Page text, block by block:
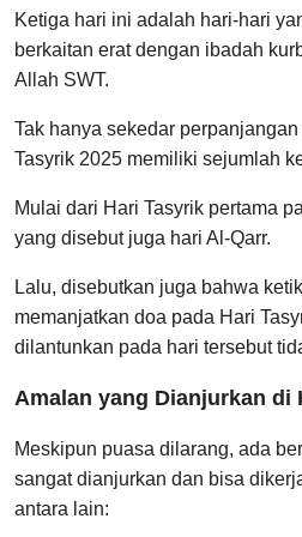
Ketiga hari ini adalah hari-hari
berkaitan erat dengan ibadah
Allah SWT.
Tak hanya sekedar
Tasyrik 2025 memiliki sejumlah
Mulai dari Hari Tasyrik pertama
yang disebut juga hari Al-Qarr.
Lalu, disebutkan juga bahwa
memanjatkan doa pada Hari
dilantunkan pada hari tersebut
Amalan yang Dianjurkan di
Meskipun puasa dilarang, ada
sangat dianjurkan dan bisa
antara lain: